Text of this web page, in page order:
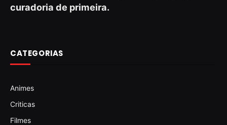
curadoria de primeira.
CATEGORIAS
Animes
Criticas
Filmes